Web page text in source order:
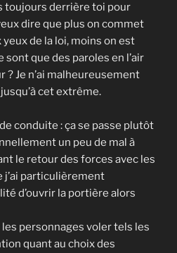
toujours derrière toi pour
dire que plus on commet
de la loi, moins on est
sont que des paroles en l’air
? Je n’ai malheureusement
jusqu’à cet extrême.
conduite : ça se passe plutôt
un peu de mal à
le retour des forces avec les
j’ai particulièrement
d’ouvrir la portière alors
les personnages voler tels les
quant au choix des